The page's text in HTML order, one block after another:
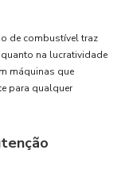
de combustível traz
na lucratividade
máquinas que
para qualquer